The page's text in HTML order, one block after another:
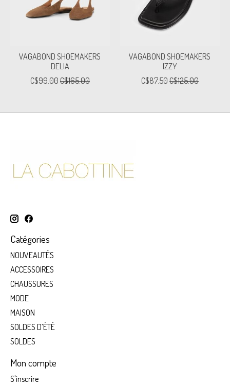
VAGABOND SHOEMAKERS
DELIA
C$99.00 C$165.00
VAGABOND SHOEMAKERS
IZZY
C$87.50 C$125.00
Catégories
NOUVEAUTÉS
ACCESSOIRES
CHAUSSURES
MODE
MAISON
SOLDES D’ÉTÉ
SOLDES
Mon compte
S'inscrire